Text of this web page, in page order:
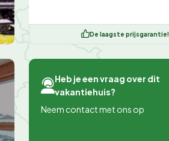
De laagste prijsgarantie!
Heb je een vraag over dit
vakantiehuis?
Neem contact met ons op